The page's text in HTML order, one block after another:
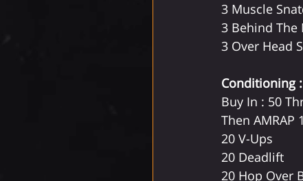
3 Muscle
3 Behind The
3 Over Head
Conditioning :
Buy In : 50
Then AMRAP
20 V-Ups
20 Deadlift
20 Hop Over